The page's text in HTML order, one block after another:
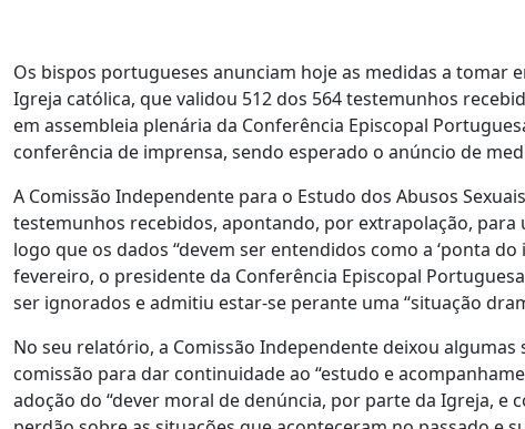
Os bispos portugueses anunciam hoje as medidas a tomar
Igreja católica, que validou 512 dos 564 testemunhos
em assembleia plenária da Conferência Episcopal
conferência de imprensa, sendo esperado o anúncio de
A Comissão Independente para o Estudo dos Abusos
testemunhos recebidos, apontando, por extrapolação,
logo que os dados “devem ser entendidos como a ‘ponta
fevereiro, o presidente da Conferência Episcopal
ser ignorados e admitiu estar-se perante uma “situação
No seu relatório, a Comissão Independente deixou
comissão para dar continuidade ao “estudo e
adoção do “dever moral de denúncia, por parte da Igreja, e